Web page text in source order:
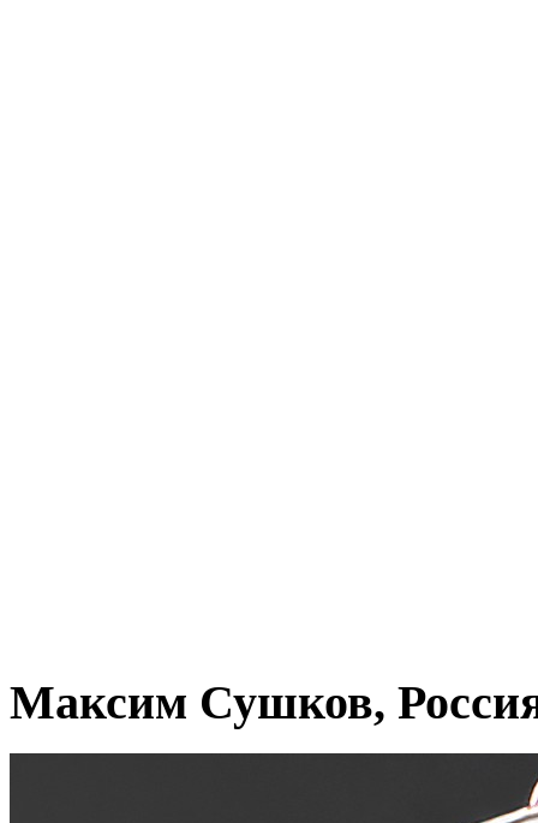
Максим Сушков,